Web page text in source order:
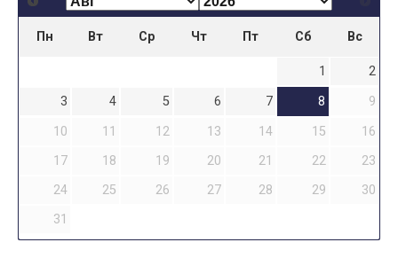
Пн Вт Ср Чт Пт Сб Вс
1
2
3
4 5 6 7 8
9
10
11 12 13 14 15
16
17
18 19 20 21 22
23
24
25 26 27 28 29
30
31